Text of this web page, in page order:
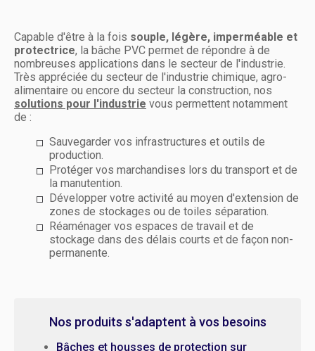
Capable d'être à la fois souple, légère, imperméable et
protectrice, la bâche PVC permet de répondre à de
nombreuses applications dans le secteur de l'industrie.
Très appréciée du secteur de l'industrie chimique, agro-
alimentaire ou encore du secteur la construction, nos
solutions pour l'industrie vous permettent notamment
de :
Sauvegarder vos infrastructures et outils de
production.
Protéger vos marchandises lors du transport et de
la manutention.
Développer votre activité au moyen d'extension de
zones de stockages ou de toiles séparation.
Réaménager vos espaces de travail et de
stockage dans des délais courts et de façon non-
permanente.
Nos produits s'adaptent à vos besoins
Bâches et housses de protection sur